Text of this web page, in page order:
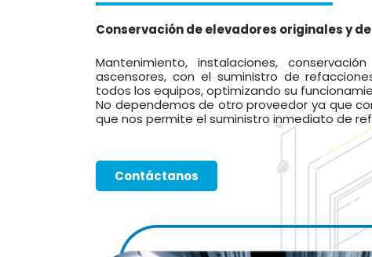
Conservación de elevadores originales y
Mantenimiento, instalaciones,
ascensores, con el suministro de
todos los equipos, optimizando su
No dependemos de otro proveedor ya que
que nos permite el suministro inmediato de
Contáctanos